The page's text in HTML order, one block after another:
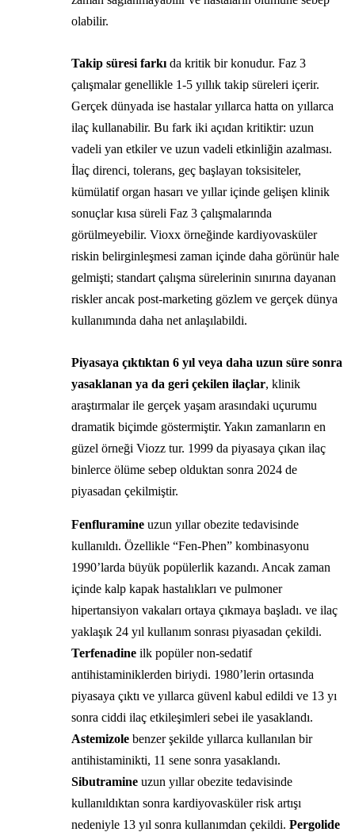
olabilir.
Takip süresi farkı da kritik bir konudur. Faz 3
çalışmalar genellikle 1-5 yıllık takip süreleri içerir.
Gerçek dünyada ise hastalar yıllarca hatta on yıllarca
ilaç kullanabilir. Bu fark iki açıdan kritiktir: uzun
vadeli yan etkiler ve uzun vadeli etkinliğin azalması.
İlaç direnci, tolerans, geç başlayan toksisiteler,
kümülatif organ hasarı ve yıllar içinde gelişen klinik
sonuçlar kısa süreli Faz 3 çalışmalarında
görülmeyebilir. Vioxx örneğinde kardiyovasküler
riskin belirginleşmesi zaman içinde daha görünür hale
gelmişti; standart çalışma sürelerinin sınırına dayanan
riskler ancak post-marketing gözlem ve gerçek dünya
kullanımında daha net anlaşılabildi.
Piyasaya çıktıktan 6 yıl veya daha uzun süre sonra
yasaklanan ya da geri çekilen ilaçlar, klinik
araştırmalar ile gerçek yaşam arasındaki uçurumu
dramatik biçimde göstermiştir. Yakın zamanların en
güzel örneği Viozz tur. 1999 da piyasaya çıkan ilaç
binlerce ölüme sebep olduktan sonra 2024 de
piyasadan çekilmiştir.
Fenfluramine uzun yıllar obezite tedavisinde
kullanıldı. Özellikle “Fen-Phen” kombinasyonu
1990’larda büyük popülerlik kazandı. Ancak zaman
içinde kalp kapak hastalıkları ve pulmoner
hipertansiyon vakaları ortaya çıkmaya başladı. ve ilaç
yaklaşık 24 yıl kullanım sonrası piyasadan çekildi.
Terfenadine ilk popüler non-sedatif
antihistaminiklerden biriydi. 1980’lerin ortasında
piyasaya çıktı ve yıllarca güvenl kabul edildi ve 13 yı
sonra ciddi ilaç etkileşimleri sebei ile yasaklandı.
Astemizole benzer şekilde yıllarca kullanılan bir
antihistaminikti, 11 sene sonra yasaklandı.
Sibutramine uzun yıllar obezite tedavisinde
kullanıldıktan sonra kardiyovasküler risk artışı
nedeniyle 13 yıl sonra kullanımdan çekildi. Pergolide